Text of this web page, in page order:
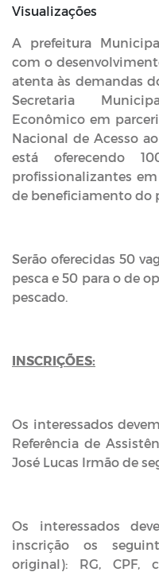
Visualizações
A prefeitura
com o
atenta às demandas
Secretaria
Econômico em
Nacional de Acesso
está oferecendo
profissionalizantes
de beneficiamento do
Serão oferecidas 50
pesca e 50 para o de
pescado.
INSCRIÇÕES:
Os interessados
Referência de
José Lucas Irmão de
Os interessados
inscrição os
original): RG, CPF,